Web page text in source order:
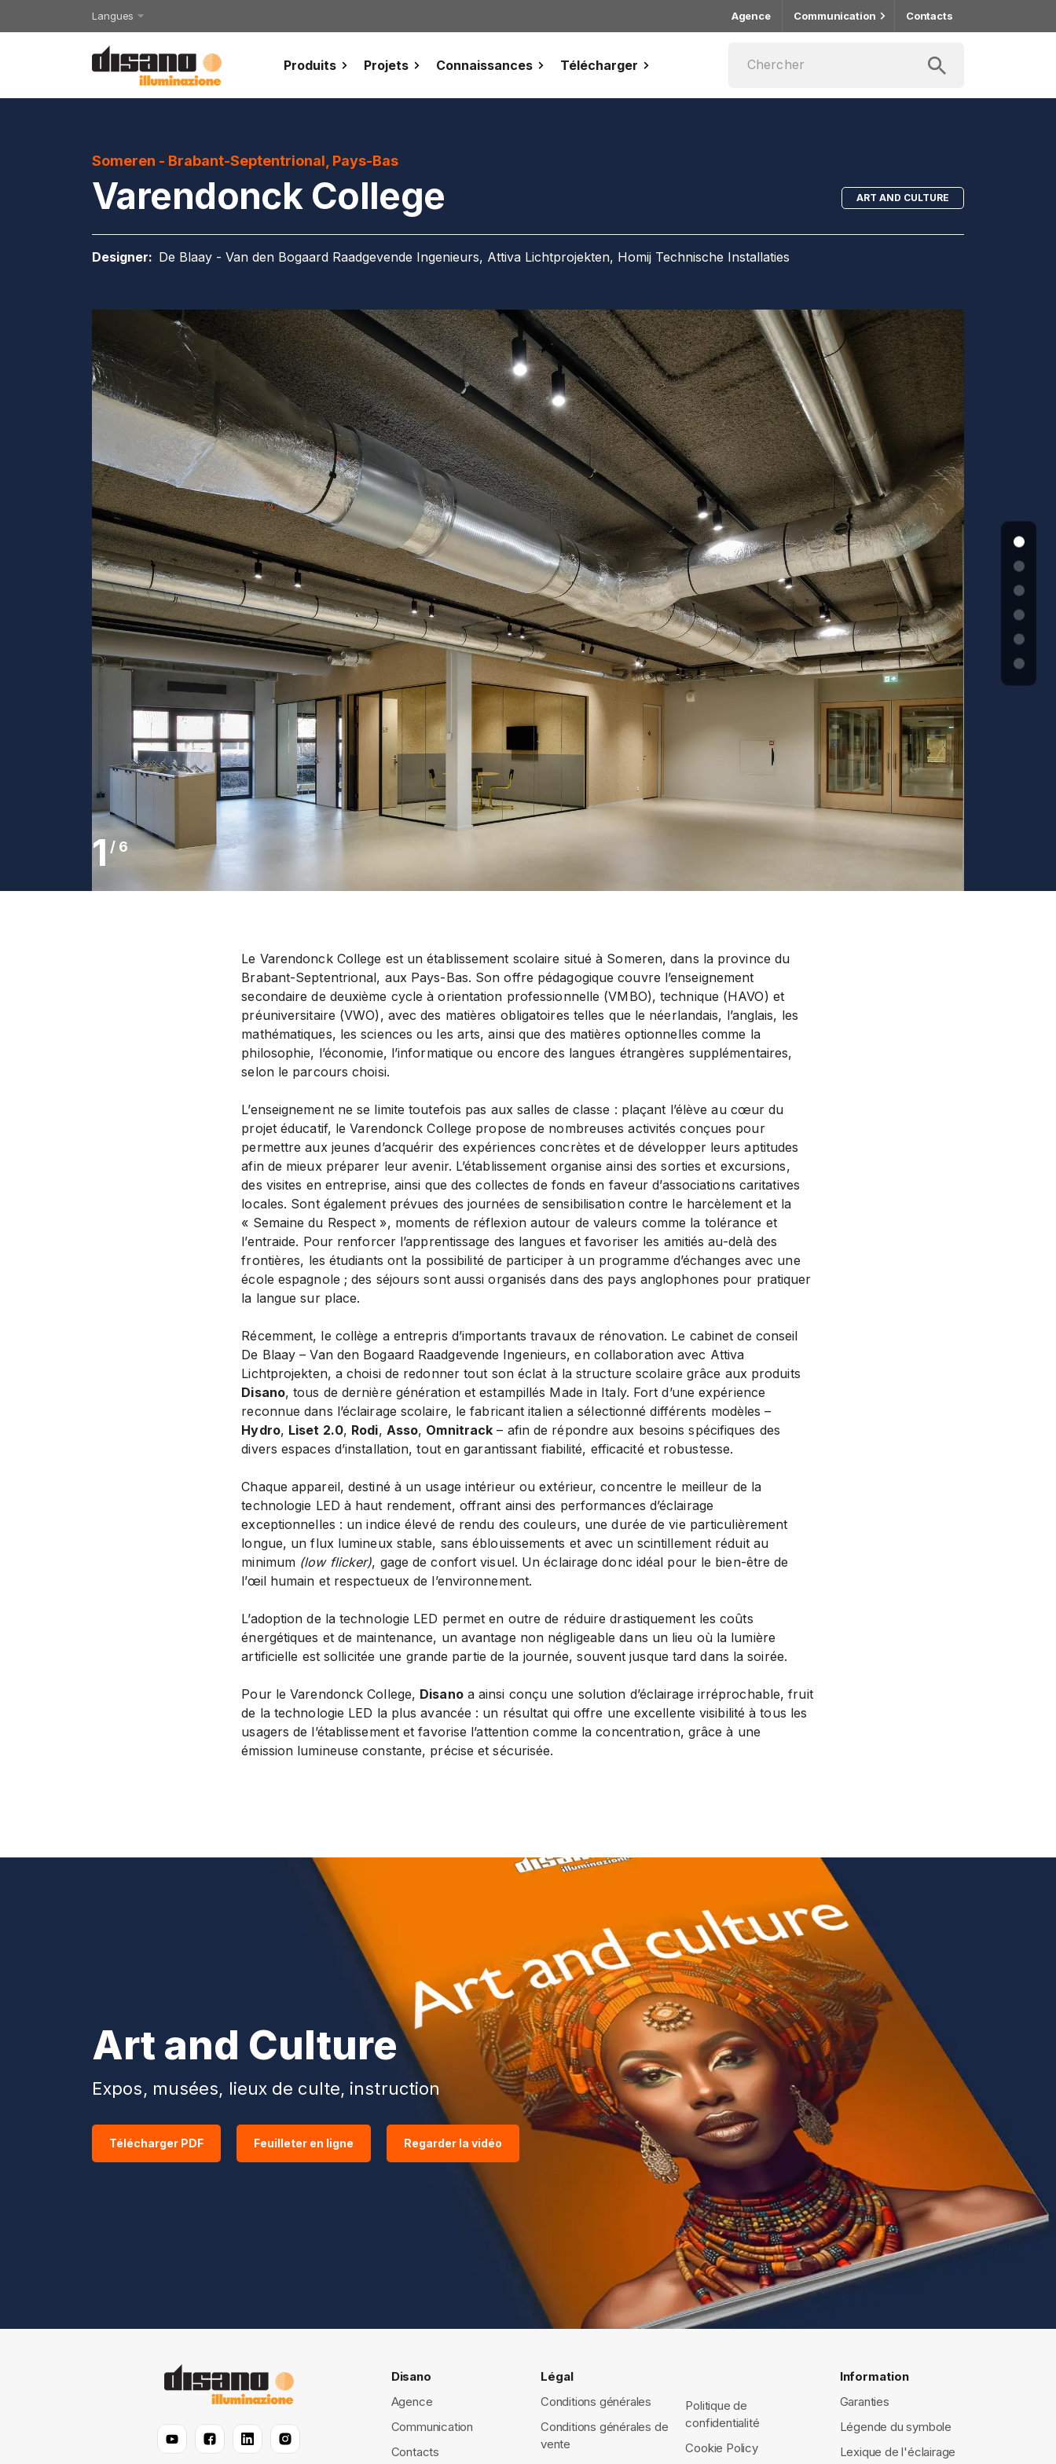
Langues Agence Communication Contacts
Produits Projets Connaissances Télécharger
Someren - Brabant-Septentrional, Pays-Bas
Varendonck College ART AND CULTURE
Designer: De Blaay - Van den Bogaard Raadgevende Ingenieurs, Attiva Lichtprojekten, Homij Technische Installaties
1 / 6
Le Varendonck College est un établissement scolaire situé à Someren, dans la province du
Brabant-Septentrional, aux Pays-Bas. Son offre pédagogique couvre l’enseignement
secondaire de deuxième cycle à orientation professionnelle (VMBO), technique (HAVO) et
préuniversitaire (VWO), avec des matières obligatoires telles que le néerlandais, l’anglais, les
mathématiques, les sciences ou les arts, ainsi que des matières optionnelles comme la
philosophie, l’économie, l’informatique ou encore des langues étrangères supplémentaires,
selon le parcours choisi.
L’enseignement ne se limite toutefois pas aux salles de classe : plaçant l’élève au cœur du
projet éducatif, le Varendonck College propose de nombreuses activités conçues pour
permettre aux jeunes d’acquérir des expériences concrètes et de développer leurs aptitudes
afin de mieux préparer leur avenir. L’établissement organise ainsi des sorties et excursions,
des visites en entreprise, ainsi que des collectes de fonds en faveur d’associations caritatives
locales. Sont également prévues des journées de sensibilisation contre le harcèlement et la
« Semaine du Respect », moments de réflexion autour de valeurs comme la tolérance et
l’entraide. Pour renforcer l’apprentissage des langues et favoriser les amitiés au-delà des
frontières, les étudiants ont la possibilité de participer à un programme d’échanges avec une
école espagnole ; des séjours sont aussi organisés dans des pays anglophones pour pratiquer
la langue sur place.
Récemment, le collège a entrepris d’importants travaux de rénovation. Le cabinet de conseil
De Blaay – Van den Bogaard Raadgevende Ingenieurs, en collaboration avec Attiva
Lichtprojekten, a choisi de redonner tout son éclat à la structure scolaire grâce aux produits
Disano, tous de dernière génération et estampillés Made in Italy. Fort d’une expérience
reconnue dans l’éclairage scolaire, le fabricant italien a sélectionné différents modèles –
Hydro, Liset 2.0, Rodi, Asso, Omnitrack – afin de répondre aux besoins spécifiques des
divers espaces d’installation, tout en garantissant fiabilité, efficacité et robustesse.
Chaque appareil, destiné à un usage intérieur ou extérieur, concentre le meilleur de la
technologie LED à haut rendement, offrant ainsi des performances d’éclairage
exceptionnelles : un indice élevé de rendu des couleurs, une durée de vie particulièrement
longue, un flux lumineux stable, sans éblouissements et avec un scintillement réduit au
minimum (low flicker), gage de confort visuel. Un éclairage donc idéal pour le bien-être de
l’œil humain et respectueux de l’environnement.
L’adoption de la technologie LED permet en outre de réduire drastiquement les coûts
énergétiques et de maintenance, un avantage non négligeable dans un lieu où la lumière
artificielle est sollicitée une grande partie de la journée, souvent jusque tard dans la soirée.
Pour le Varendonck College, Disanoa ainsi conçu une solution d’éclairage irréprochable, fruit
de la technologie LED la plus avancée : un résultat qui offre une excellente visibilité à tous les
usagers de l’établissement et favorise l’attention comme la concentration, grâce à une
émission lumineuse constante, précise et sécurisée.
Art and Culture
Expos, musées, lieux de culte, instruction
Télécharger PDF Feuilleter en ligne Regarder la vidéo
Disano
Agence
Communication
Contacts
Légal
Conditions générales
Conditions générales de
vente
Politique de
confidentialité
Cookie Policy
Information
Garanties
Légende du symbole
Lexique de l'éclairage